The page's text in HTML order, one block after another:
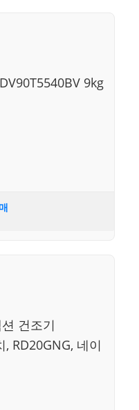
9kg
건조기
RD20GNG, 네이